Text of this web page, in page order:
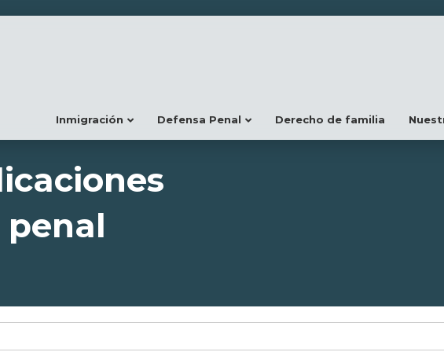
Inmigración Defensa Penal Derecho de familia
penal